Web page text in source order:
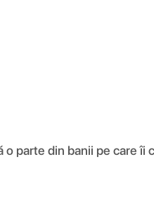
parte din banii pe care îi